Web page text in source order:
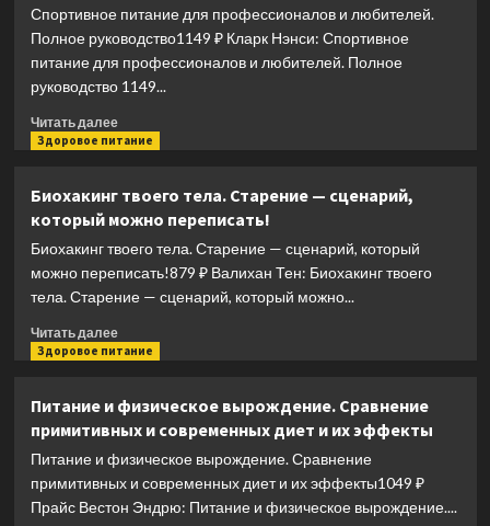
и
желчного
пузыря
Спортивное питание для профессионалов и любителей.
Полное руководство1149 ₽ Кларк Нэнси: Спортивное
питание для профессионалов и любителей. Полное
руководство 1149...
Читать далееПрочитать
больше
питание
для
профессионалов
Полное
руководство
Здоровое питание
Биохакинг твоего тела. Старение — сценарий,
который можно переписать!
Биохакинг твоего тела. Старение — сценарий, который
можно переписать!879 ₽ Валихан Тен: Биохакинг твоего
тела. Старение — сценарий, который можно...
Читать далееПрочитать
больше
твоего
тела.
Старение
сценарий,
который
Здоровое питание
Питание и физическое вырождение. Сравнение
примитивных и современных диет и их эффекты
Питание и физическое вырождение. Сравнение
примитивных и современных диет и их эффекты1049 ₽
Прайс Вестон Эндрю: Питание и физическое вырождение....